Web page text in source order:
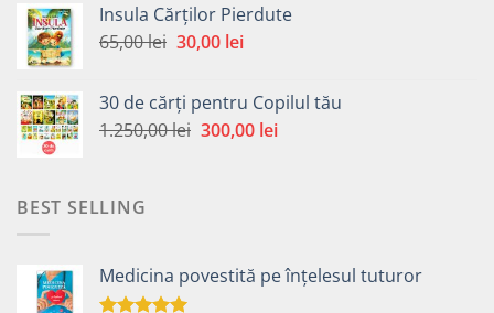
fost:
65,00 lei.
30,00 lei.
Insula Cărților Pierdute
65,00lei Prețul
fost:
65,00 lei.
30,00 leiPrețul
30,00 lei.
30 de cărți pentru Copilul tău
1.250,00lei Prețul
300,00 leiPrețul
BEST SELLING
Medicina povestită pe înțelesul tuturor